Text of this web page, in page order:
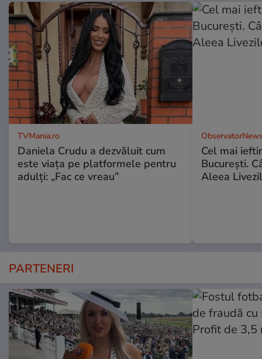
TVMania.ro
Daniela Crudu a dezvăluit cum
este viața pe platformele pentru
adulți: „Fac ce vreau”
Cel mai
Bucureşti.
Aleea
PARTENERI